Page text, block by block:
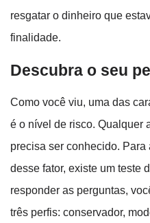
resgatar o dinheiro que
finalidade.
Descubra o seu
Como você viu, uma das
é o nível de risco. Qualquer
precisa ser conhecido.
desse fator, existe um teste
responder as perguntas,
três perfis: conservador,